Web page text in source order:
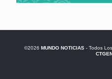
©2026 MUNDO NOTICIAS- Todos